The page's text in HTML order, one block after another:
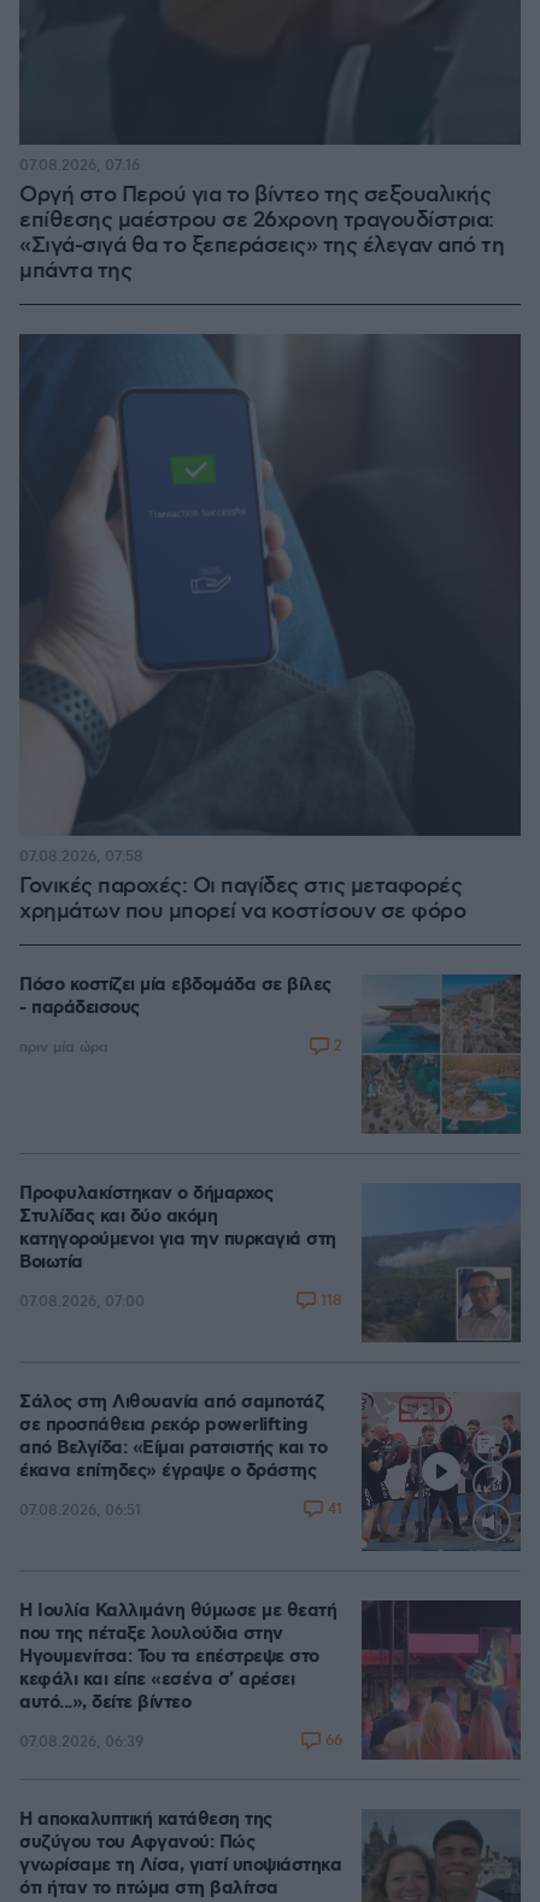
Οργή στο Περού για το βίντεο της σεξουαλικής
επίθεσης μαέστρου σε 26χρονη τραγουδίστρια:
«Σιγά-σιγά θα το ξεπεράσεις» της έλεγαν από τη
μπάντα της
07.08.2026, 07:16
Γονικές παροχές: Οι παγίδες στις μεταφορές
χρημάτων που μπορεί να κοστίσουν σε φόρο
07.08.2026, 07:58
Πόσο κοστίζει μία εβδομάδα σε βίλες
- παράδεισους
πριν μία ώρα 2
Προφυλακίστηκαν ο δήμαρχος
Στυλίδας και δύο ακόμη
κατηγορούμενοι για την πυρκαγιά στη
Βοιωτία
07.08.2026, 07:00 118
Loaded
Σάλος στη Λιθουανία από σαμποτάζ
σε προσπάθεια ρεκόρ powerlifting
από Βελγίδα: «Είμαι ρατσιστής και το
έκανα επίτηδες» έγραψε ο δράστης
07.08.2026, 06:51 41
Η Ιουλία Καλλιμάνη θύμωσε με θεατή
που της πέταξε λουλούδια στην
Ηγουμενίτσα: Του τα επέστρεψε στο
κεφάλι και είπε «εσένα σ' αρέσει
αυτό...», δείτε βίντεο
07.08.2026, 06:39 66
Η αποκαλυπτική κατάθεση της
συζύγου του Αφγανού: Πώς
γνωρίσαμε τη Λίσα, γιατί υποψιάστηκα
ότι ήταν το πτώμα στη βαλίτσα